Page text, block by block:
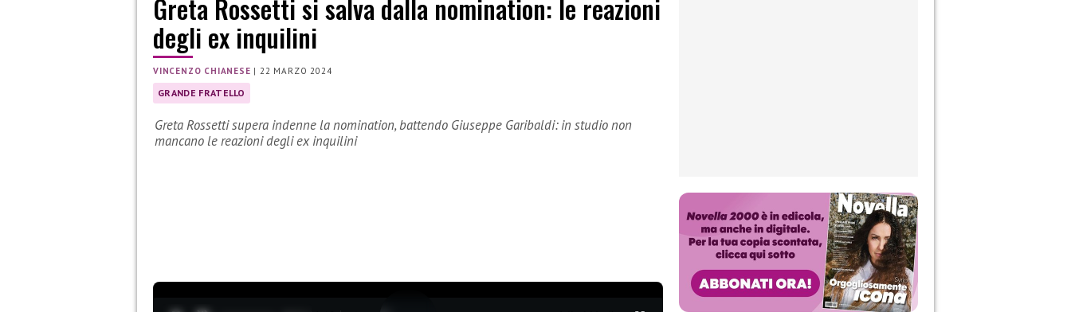
Greta Rossetti si salva dalla nomination: le reazioni
degli ex inquilini
VINCENZO CHIANESE |22 MARZO 2024
GRANDE FRATELLO
Greta Rossetti supera indenne la nomination, battendo Giuseppe Garibaldi: in studio non
mancano le reazioni degli ex inquilini